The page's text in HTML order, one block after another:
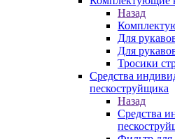
Назад
Для
Для
Тросики
Средства
пескоструйщика
Назад
Средства